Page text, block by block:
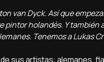
van Dyck. Así que
pintor holandés. Y
Tenemos a Lukas
sus artistas: alemanes,